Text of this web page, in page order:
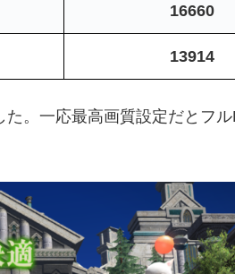
16660
13914
。一応最高画質設定だとフ